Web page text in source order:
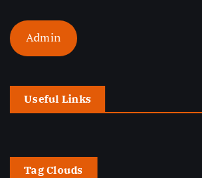
Admin
Useful Links
Tag Clouds